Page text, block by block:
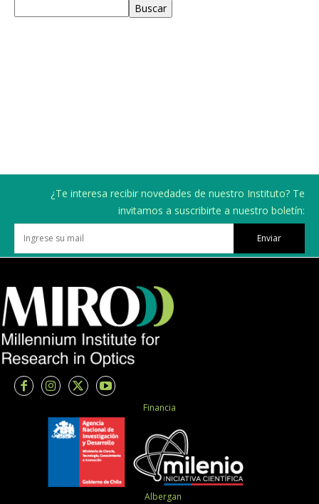
Buscar
¿Te interesa recibir novedades de nuestro Instituto? Te
invitamos a suscribirte a nuestro boletín:
Enviar
Financia
Albergan